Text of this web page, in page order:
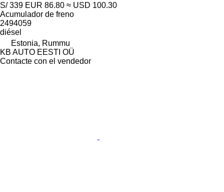
S/ 339 EUR 86.80 ≈ USD 100.30
Acumulador de freno
2494059
diésel
Estonia, Rummu
KB AUTO EESTI OÜ
Contacte con el vendedor